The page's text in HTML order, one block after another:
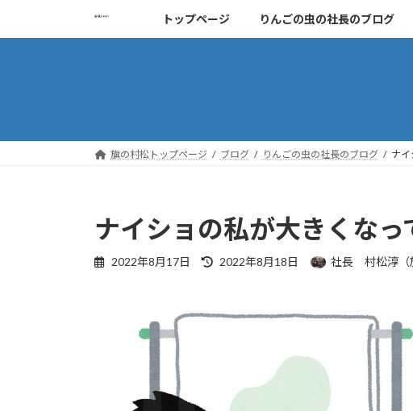
キ
に
トップページ りんごの虫の社長のブログ
旗の村松トップページ ブログ りんごの虫の社長のブログ ナ
ナイショの私が大きくな
2022年8月17日
最
2022年8月18日 社長 村松淳（